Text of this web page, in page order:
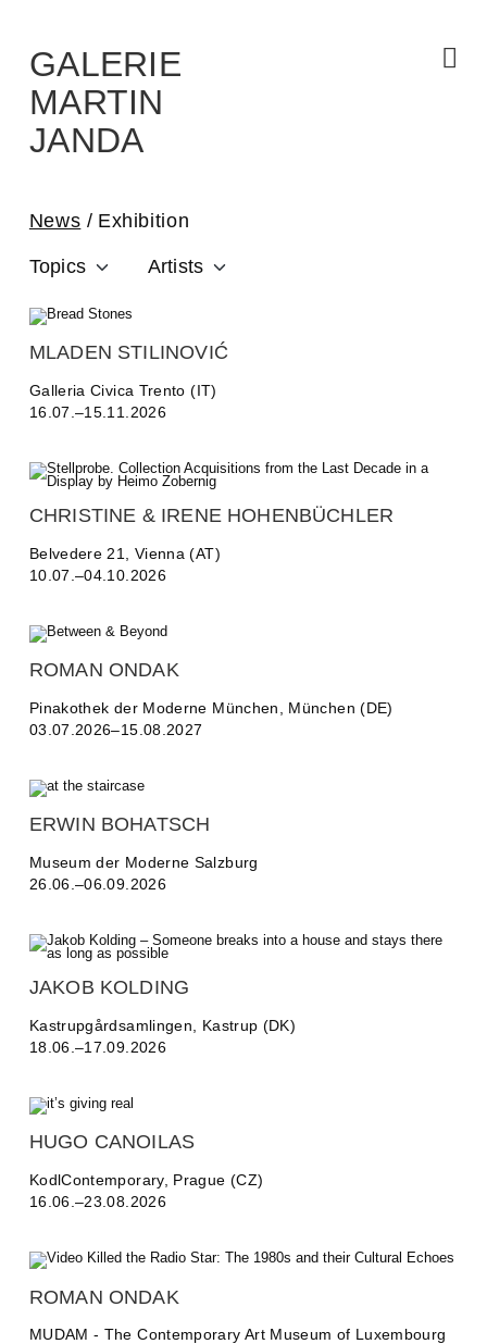
GALERIE
MARTIN
JANDA
News Exhibition
Topics Artists
MLADEN STILINOVIĆ
Galleria Civica Trento (IT)
16.07.–15.11.2026
CHRISTINE & IRENE HOHENBÜCHLER
Belvedere 21, Vienna (AT)
10.07.–04.10.2026
ROMAN ONDAK
Pinakothek der Moderne München, München (DE)
03.07.2026–15.08.2027
ERWIN BOHATSCH
Museum der Moderne Salzburg
26.06.–06.09.2026
JAKOB KOLDING
Kastrupgårdsamlingen, Kastrup (DK)
18.06.–17.09.2026
HUGO CANOILAS
KodlContemporary, Prague (CZ)
16.06.–23.08.2026
ROMAN ONDAK
MUDAM - The Contemporary Art Museum of Luxembourg